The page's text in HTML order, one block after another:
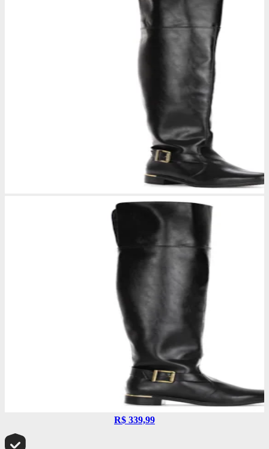
R$ 339,99